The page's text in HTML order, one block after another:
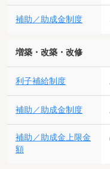
補助／助成金制度
増築・改築・改修
利子補給制度
補助／助成金制度
補助／助成金上限金
額